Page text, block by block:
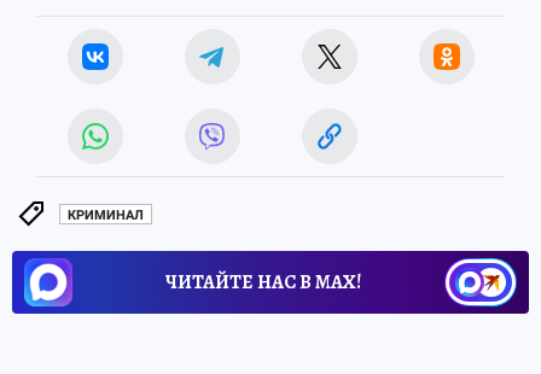
КРИМИНАЛ
ЧИТАЙТЕ НАС В МАХ!